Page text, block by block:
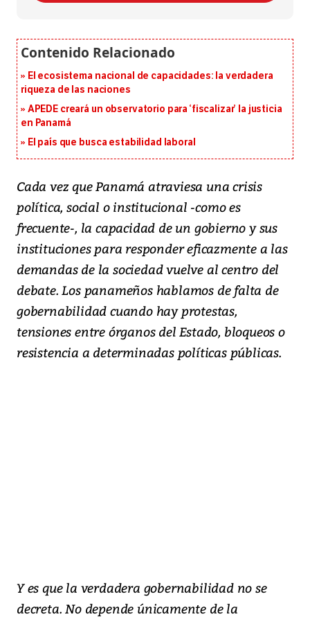
El ecosistema nacional de capacidades: la verdadera
riqueza de las naciones
APEDE creará un observatorio para ‘fiscalizar’ la justicia
en Panamá
El país que busca estabilidad laboral
Cada vez que Panamá atraviesa una crisis
política, social o institucional -como es
frecuente-, la capacidad de un gobierno y sus
instituciones para responder eficazmente a las
demandas de la sociedad vuelve al centro del
debate. Los panameños hablamos de falta de
gobernabilidad cuando hay protestas,
tensiones entre órganos del Estado, bloqueos o
resistencia a determinadas políticas públicas.
Y es que la verdadera gobernabilidad no se
decreta. No depende únicamente de la